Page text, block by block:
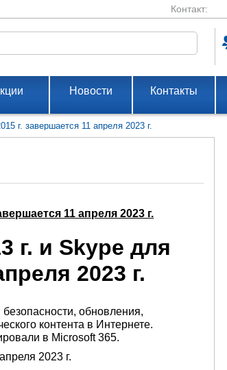
Контакт:
Новости Контакты
г. завершается 11 апреля 2023 г.
11 апреля 2023 г.
г. и Skype для
2023 г.
обновления,
контента в Интернете.
в Microsoft 365.
2023 г.